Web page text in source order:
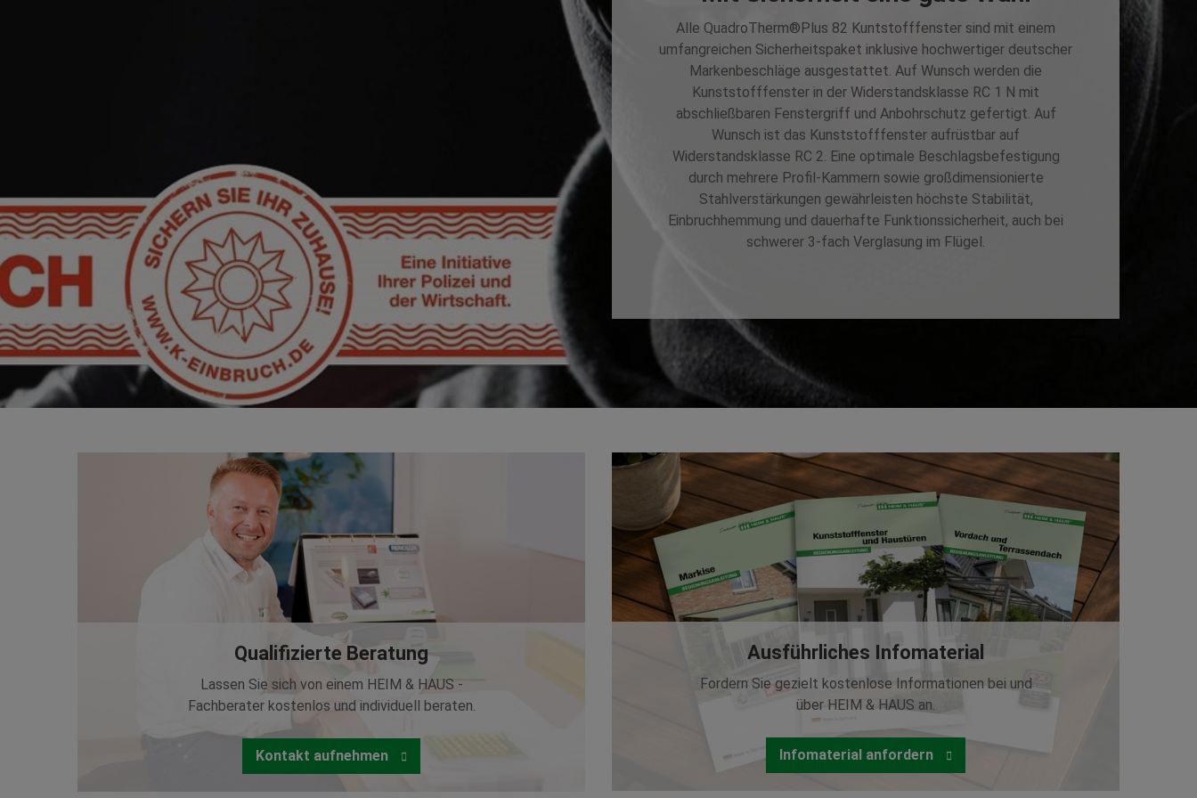
Alle QuadroTherm®Plus 82 Kuntstofffenster sind mit einem
umfangreichen Sicherheitspaket inklusive hochwertiger deutscher
Markenbeschläge ausgestattet. Auf Wunsch werden die
Kunststofffenster in der Widerstandsklasse RC 1 N mit
abschließbaren Fenstergriff und Anbohrschutz gefertigt. Auf
Wunsch ist das Kunststofffenster aufrüstbar auf
Widerstandsklasse RC 2. Eine optimale Beschlagsbefestigung
durch mehrere Profil-Kammern sowie großdimensionierte
Stahlverstärkungen gewährleisten höchste Stabilität,
Einbruchhemmung und dauerhafte Funktionssicherheit, auch bei
schwerer 3-fach Verglasung im Flügel.
Qualifizierte Beratung
Lassen Sie sich von einem HEIM & HAUS -
Fachberater kostenlos und individuell beraten.
Kontakt aufnehmen
Ausführliches Infomaterial
Fordern Sie gezielt kostenlose Informationen bei und
über HEIM & HAUS an.
Infomaterial anfordern